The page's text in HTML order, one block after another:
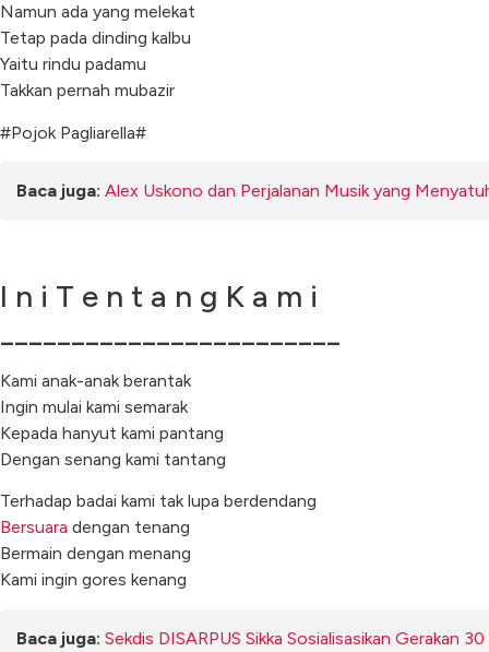
Namun ada yang melekat
Tetap pada dinding kalbu
Yaitu rindu padamu
Takkan pernah mubazir
#Pojok Pagliarella#
Baca juga: Alex Uskono dan Perjalanan Musik yang
I n i T e n t a n g K a m i
________________________
Kami anak-anak berantak
Ingin mulai kami semarak
Kepada hanyut kami pantang
Dengan senang kami tantang
Terhadap badai kami tak lupa berdendang
Bersuara dengan tenang
Bermain dengan menang
Kami ingin gores kenang
Baca juga: Sekdis DISARPUS Sikka Sosialisasikan Gerakan